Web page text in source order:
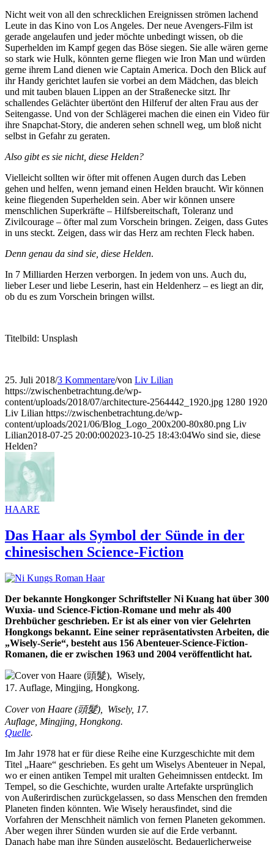
Nicht weit von all den schrecklichen Ereignissen strömen lachend
Leute in das Kino von Los Angeles. Der neue Avengers-Film ist
gerade angelaufen und jeder möchte unbedingt wissen, ob die
Superhelden im Kampf gegen das Böse siegen. Sie alle wären gerne
so stark wie Hulk, könnten gerne fliegen wie Iron Man und würden
gerne ihrem Land dienen wie Captain America. Doch den Blick auf
ihr Handy gerichtet laufen sie vorbei an dem Mädchen, das bleich
und mit tauben blauen Lippen an der Straßenecke sitzt. Ihr
schallendes Gelächter übertönt den Hilferuf der alten Frau aus der
Seitengasse. Und von der Schlägerei machen die einen ein Video für
ihre Snapchat-Story, die anderen sehen schnell weg, um bloß nicht
selbst in Gefahr zu geraten.
Also gibt es sie nicht, diese Helden?
Vielleicht sollten wir öfter mit offenen Augen durch das Leben
gehen und helfen, wenn jemand einen Helden braucht. Wir können
keine fliegenden Superhelden sein. Aber wir können unsere
menschlichen Superkräfte – Hilfsbereitschaft, Toleranz und
Zivilcourage – öfter mal zum Vorschein bringen. Zeigen, dass Gutes
in uns steckt. Zeigen, dass wir das Herz am rechten Fleck haben.
Denn genau da sind sie, diese Helden.
In 7 Milliarden Herzen verborgen. In jedem von uns. Auch du,
lieber Leser und liebe Leserin, hast ein Heldenherz – es liegt an dir,
ob du es zum Vorschein bringen willst.
Titelbild: Unsplash
25. Juli 2018/3 Kommentare/von Liv Lilian
https://zwischenbetrachtung.de/wp-
content/uploads/2018/07/architecture-2564442_1920.jpg 1280 1920
Liv Lilian https://zwischenbetrachtung.de/wp-
content/uploads/2021/06/Blog_Logo_200x200-80x80.png Liv
Lilian2018-07-25 20:00:002023-10-25 18:43:04Wo sind sie, diese
Helden?
HAARE
Das Haar als Symbol der Sünde in der
chinesischen Science-Fiction
Der bekannte Hongkonger Schriftsteller Ni Kuang hat über 300
Wuxia- und Science-Fiction-Romane und mehr als 400
Drehbücher geschrieben. Er ist als einer von vier Gelehrten
Hongkongs bekannt. Eine seiner repräsentativsten Arbeiten, die
„Wisely-Serie“, besteht aus 156 Abenteuer-Science-Fiction-
Romanen, die er zwischen 1963 und 2004 veröffentlicht hat.
Cover von Haare (頭髮), Wisely, 17.
Auflage, Mingjing, Hongkong.
Quelle.
Im Jahr 1978 hat er für diese Reihe eine Kurzgeschichte mit dem
Titel „Haare“ geschrieben. Es geht um Wiselys Abenteuer in Nepal,
wo er einen antiken Tempel mit uralten Geheimnissen entdeckt. Im
Tempel, so die Geschichte, wurden uralte Artefakte ursprünglich
von Außerirdischen zurückgelassen, so dass Menschen den fremden
Planeten finden könnten. Wie Wisely herausfindet, sind die
Vorfahren der Menschheit nämlich von fernen Planeten gekommen.
Aber wegen ihrer Sünden wurden sie auf die Erde verbannt.
Danach habe man ihre Sünden ausgelöscht. Bedauerlicherweise